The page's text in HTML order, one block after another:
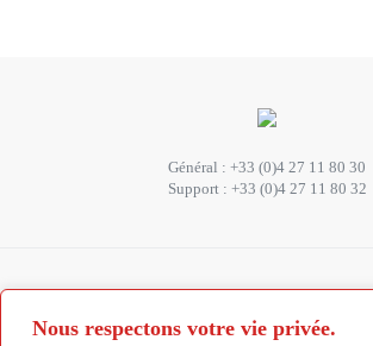
Nous respectons votre vie privée.
Général : +33 (0)4 27 11 80 30
Support : +33 (0)4 27 11 80 32
Abonnez-vous à la newsletter